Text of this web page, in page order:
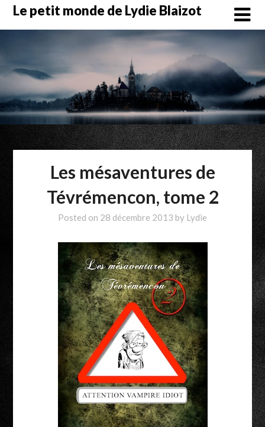
SkipLe petit monde de Lydie Blaizot
Les mésaventures de
Tévrémencon, tome 2
Posted on 28 décembre 2013 by Lydie